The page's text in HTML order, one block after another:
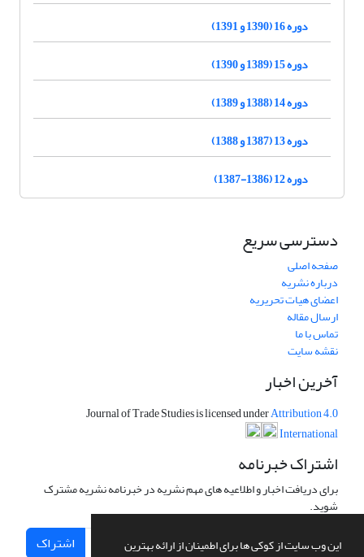
این وب سایت از کوکی ها برای اطمینان از ارائه بهترین
دوره 16 (1390 و 1391)
دوره 15 (1389 و 1390)
دوره 14 (1388 و 1389)
دوره 13 (1387 و 1388)
دوره 12 (1386-1387)
دسترسی سریع
صفحه اصلی
درباره نشریه
اعضای هیات تحریریه
ارسال مقاله
تماس با ما
نقشه سایت
آخرین اخبار
Journal of Trade Studies is licensed underAttribution 4.0
International
اشتراک خبرنامه
برای دریافت اخبار و اطلاعیه های مهم نشریه در خبرنامه نشریه مشترک
شوید.
اشتراک